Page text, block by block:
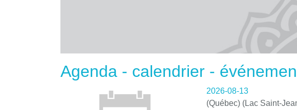
Agenda - calendrier -
2026-08-13
(Québec) (Lac Saint-